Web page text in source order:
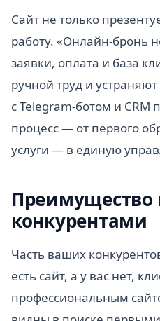
Сайт не только
работу. «Онлайн-бронь
заявки, оплата и база
ручной труд и
с Telegram-ботом и CRM
процесс — от первого
услуги — в единую
Преимущество
конкурентами
Часть ваших
есть сайт, а у вас нет,
профессиональным